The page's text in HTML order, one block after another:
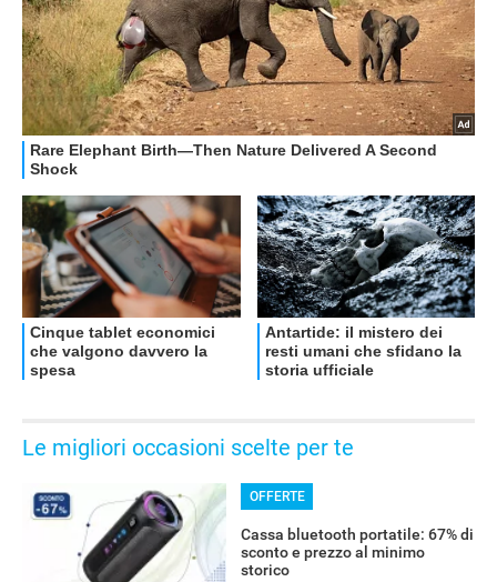
OFFERTE
Le migliori occasioni scelte per te
OFFERTE
Cassa bluetooth portatile: 67% di
sconto e prezzo al minimo
storico